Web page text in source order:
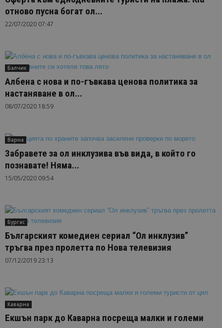
отново пусна богат ол...
22/07/2020 07:47
Балчик
Албена с нова и по-гъвкава ценова политика за
настаняване в ол...
08/07/2020 18:59
Варна
Забравете за ол инклузива във вида, в който го
познавате! Няма...
15/05/2020 09:54
Бургас
Българският комедиен сериал “Ол инклузив”
тръгва през пролетта по Нова телевизия
07/12/2019 23:13
Каварна
Екшън парк до Каварна посреща малки и големи